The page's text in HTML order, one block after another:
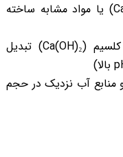
کتراک معمولا بر پایه اکسید کلسیم (CaO) یا مواد مشابه ساخته
هنگام واکنش با آب، به هیدروکسید کلسیم (Ca(OH)₂) تبدیل
منابع آب نزدیک در حجم